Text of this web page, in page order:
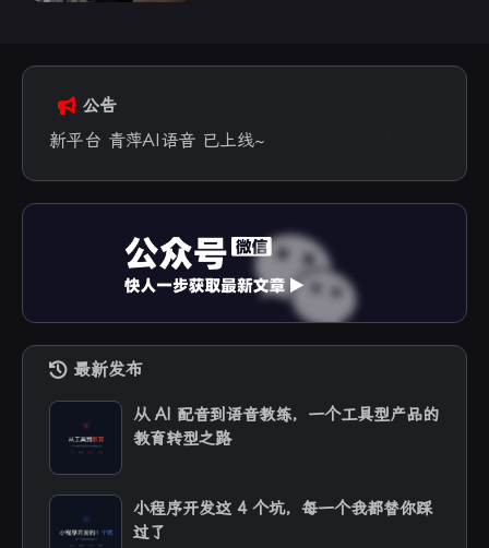
公告
新平台 青萍AI语音 已上线~
最新发布
从 AI 配音到语音教练，一个工具型产品的
教育转型之路
小程序开发这 4 个坑，每一个我都替你踩
过了